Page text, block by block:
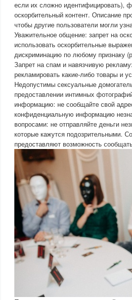
если их сложно идентифицировать),
оскорбительный контент. Описание
чтобы другие пользователи могли
Уважительное общение: запрет на
использовать оскорбительные
дискриминацию по любому признаку
Запрет на спам и навязчивую
рекламировать какие-либо товары и
Недопустимы сексуальные
предоставлении интимных
информацию: не сообщайте свой
конфиденциальную информацию
вопросами: не отправляйте деньги
которые кажутся подозрительными.
предоставляют возможность